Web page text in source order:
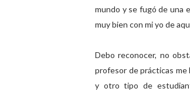
mundo y se fugó de una
muy bien con mi yo de
Debo reconocer, no
profesor de prácticas
y otro tipo de